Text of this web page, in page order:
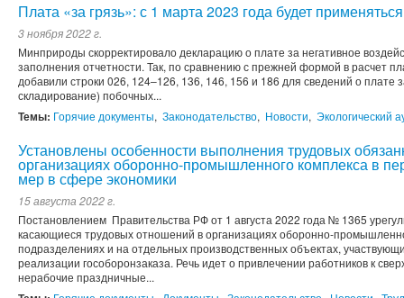
Плата «за грязь»: с 1 марта 2023 года будет
3 ноября 2022 г.
Минприроды скорректировало декларацию о плате за негативное
заполнения отчетности. Так, по сравнению с прежней формой в расчет
добавили строки 026, 124–126, 136, 146, 156 и 186 для сведений о плате
складирование) побочных...
Темы: Горячие документы, Законодательство, Новости, Экологический
Установлены особенности выполнения трудовых
организациях оборонно-промышленного комплекса в
мер в сфере экономики
15 августа 2022 г.
Постановлением Правительства РФ от 1 августа 2022 года № 1365
касающиеся трудовых отношений в организациях оборонно-
подразделениях и на отдельных производственных объектах,
реализации гособоронзаказа. Речь идет о привлечении работников к
нерабочие праздничные...